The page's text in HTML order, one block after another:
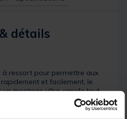
détails
à ressort pour permettre aux
et facilement, le
un montage ultra-rapide tout
de barre centrale TPS